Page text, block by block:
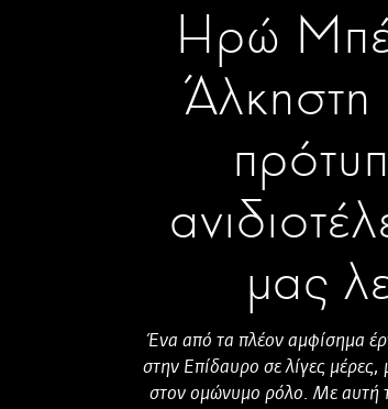
Ηρώ
Άλκηστη
μας
Ένα από τα πλέον αμφίσημα
στην Επίδαυρο σε λίγες
στον ομώνυμο ρόλο. Με αυτή